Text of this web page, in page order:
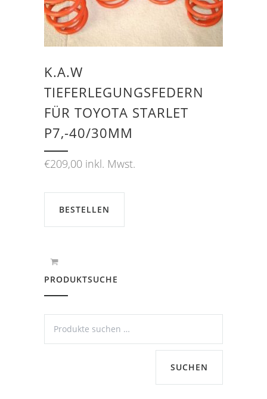
K.A.W
TIEFERLEGUNGSFEDERN
FÜR TOYOTA STARLET
P7,-40/30MM
€209,00 inkl. Mwst.
BESTELLEN
PRODUKTSUCHE
SUCHEN